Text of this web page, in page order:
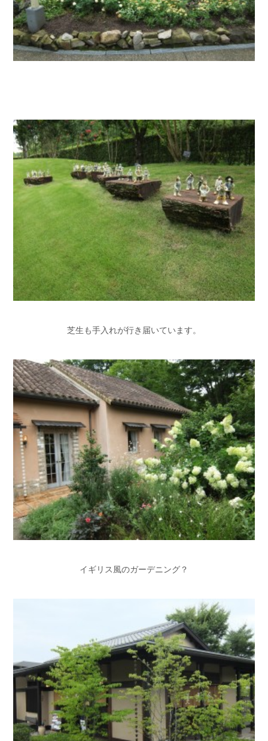
芝生も手入れが行き届いています。
イギリス風のガーデニング？